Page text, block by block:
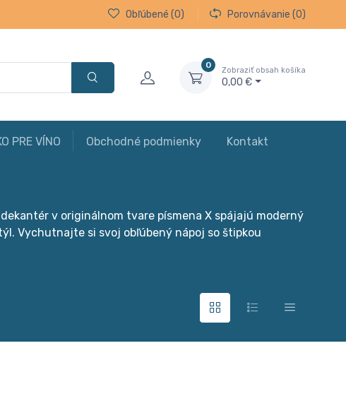
Obľúbené (0) Porovnávanie (0)
0
Zobraziť obsah košíka
0,00 €
PRE VÍNO Obchodné podmienky Kontakt
v originálnom tvare písmena X spájajú moderný
Vychutnajte si svoj obľúbený nápoj so štipkou